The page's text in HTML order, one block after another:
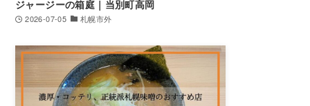
ジャージーの箱庭｜当別町高岡
2026-07-05 札幌市外